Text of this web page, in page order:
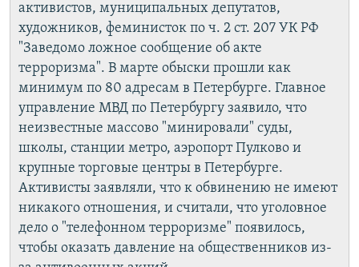
активистов, муниципальных депутатов,
художников, феминисток по ч. 2 ст. 207 УК РФ
"Заведомо ложное сообщение об акте
терроризма". В марте обыски прошли как
минимум по 80 адресам в Петербурге. Главное
управление МВД по Петербургу заявило, что
неизвестные массово "минировали" суды,
школы, станции метро, аэропорт Пулково и
крупные торговые центры в Петербурге.
Активисты заявляли, что к обвинению не имеют
никакого отношения, и считали, что уголовное
дело о "телефонном терроризме" появилось,
чтобы оказать давление на общественников из-